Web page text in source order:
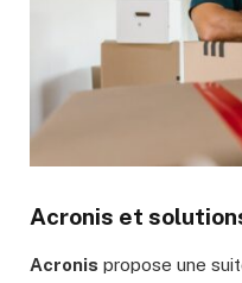
Acronis et
Acronis propose une